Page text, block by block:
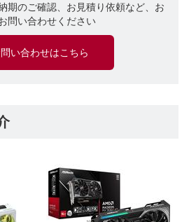
期のご確認、お見積り依頼など、お
問い合わせください
い合わせはこちら